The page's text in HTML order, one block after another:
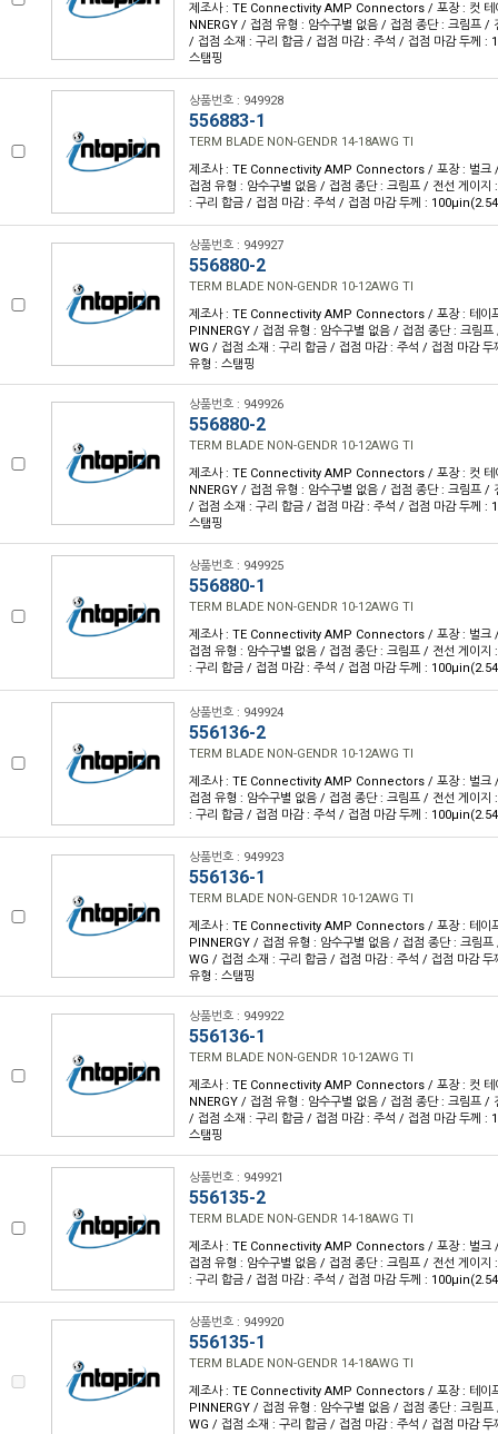
제조사 : TE Connectivity AMP Connectors / 포장 : 컷 테
NNERGY / 접점 유형 : 암수구별 없음 / 접점 종단 : 크림프 /
/ 접점 소재 : 구리 합금 / 접점 마감 : 주석 / 접점 마감 두께
스탬핑
상품번호 : 949928
556883-1
TERM BLADE NON-GENDR 14-18AWG TI
제조사 : TE Connectivity AMP Connectors / 포장 : 벌크
접점 유형 : 암수구별 없음 / 접점 종단 : 크림프 / 전선 게이
: 구리 합금 / 접점 마감 : 주석 / 접점 마감 두께 :
상품번호 : 949927
556880-2
TERM BLADE NON-GENDR 10-12AWG TI
제조사 : TE Connectivity AMP Connectors / 포장 : 테이
PINNERGY / 접점 유형 : 암수구별 없음 / 접점 종단 : 크림
WG / 접점 소재 : 구리 합금 / 접점 마감 : 주석 / 접점 마감
유형 : 스탬핑
상품번호 : 949926
556880-2
TERM BLADE NON-GENDR 10-12AWG TI
제조사 : TE Connectivity AMP Connectors / 포장 : 컷 테
NNERGY / 접점 유형 : 암수구별 없음 / 접점 종단 : 크림프 /
/ 접점 소재 : 구리 합금 / 접점 마감 : 주석 / 접점 마감 두께
스탬핑
상품번호 : 949925
556880-1
TERM BLADE NON-GENDR 10-12AWG TI
제조사 : TE Connectivity AMP Connectors / 포장 : 벌크
접점 유형 : 암수구별 없음 / 접점 종단 : 크림프 / 전선 게이
: 구리 합금 / 접점 마감 : 주석 / 접점 마감 두께 :
상품번호 : 949924
556136-2
TERM BLADE NON-GENDR 10-12AWG TI
제조사 : TE Connectivity AMP Connectors / 포장 : 벌크
접점 유형 : 암수구별 없음 / 접점 종단 : 크림프 / 전선 게이
: 구리 합금 / 접점 마감 : 주석 / 접점 마감 두께 :
상품번호 : 949923
556136-1
TERM BLADE NON-GENDR 10-12AWG TI
제조사 : TE Connectivity AMP Connectors / 포장 : 테이
PINNERGY / 접점 유형 : 암수구별 없음 / 접점 종단 : 크림
WG / 접점 소재 : 구리 합금 / 접점 마감 : 주석 / 접점 마감
유형 : 스탬핑
상품번호 : 949922
556136-1
TERM BLADE NON-GENDR 10-12AWG TI
제조사 : TE Connectivity AMP Connectors / 포장 : 컷 테
NNERGY / 접점 유형 : 암수구별 없음 / 접점 종단 : 크림프 /
/ 접점 소재 : 구리 합금 / 접점 마감 : 주석 / 접점 마감 두께
스탬핑
상품번호 : 949921
556135-2
TERM BLADE NON-GENDR 14-18AWG TI
제조사 : TE Connectivity AMP Connectors / 포장 : 벌크
접점 유형 : 암수구별 없음 / 접점 종단 : 크림프 / 전선 게이
: 구리 합금 / 접점 마감 : 주석 / 접점 마감 두께 :
상품번호 : 949920
556135-1
TERM BLADE NON-GENDR 14-18AWG TI
제조사 : TE Connectivity AMP Connectors / 포장 : 테이
PINNERGY / 접점 유형 : 암수구별 없음 / 접점 종단 : 크림
WG / 접점 소재 : 구리 합금 / 접점 마감 : 주석 / 접점 마감